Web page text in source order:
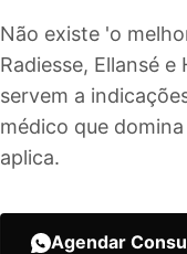
Não existe 'o
Radiesse, Ellansé
servem a
médico que
aplica.
Agendar